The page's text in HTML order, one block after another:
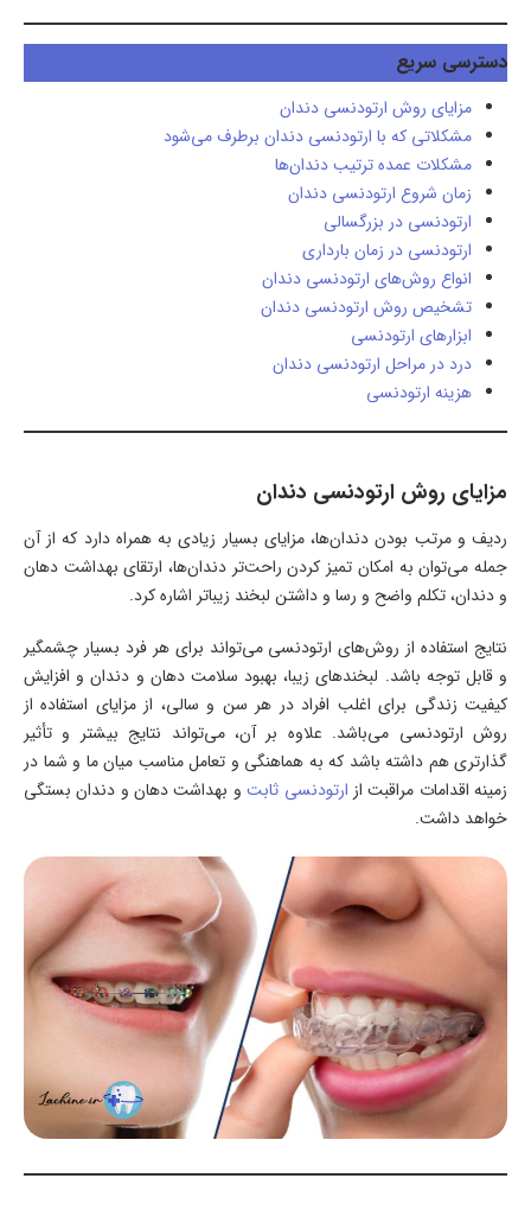
دسترسی سریع
مزایای روش ارتودنسی دندان
مشکلاتی که با ارتودنسی دندان برطرف می‌شود
مشکلات عمده ترتيب دندان‌ها
زمان شروع ارتودنسی دندان
ارتودنسی در بزرگسالی
ارتودنسی در زمان بارداری
انواع روش‌های ارتودنسی دندان
تشخیص روش ارتودنسی دندان
ابزارهای ارتودنسی
درد در مراحل ارتودنسی دندان
هزینه ارتودنسی
مزایای روش ارتودنسی دندان
ردیف و مرتب بودن دندان‌ها، مزایای بسیار زیادی به همراه دارد که از آن
جمله می‌توان به امکان تمیز کردن راحت‌تر دندان‌ها، ارتقای بهداشت دهان
و دندان، تکلم واضح و رسا و داشتن لبخند زیباتر اشاره کرد.
نتایج استفاده از روش‌های ارتودنسی می‌تواند برای هر فرد بسیار چشمگیر
و قابل توجه باشد. لبخندهای زیبا، بهبود سلامت دهان و دندان و افزایش
کیفیت زندگی برای اغلب افراد در هر سن و سالی، از مزایای استفاده از
روش ارتودنسی می‌باشد. علاوه بر آن، می‌تواند نتایج بیشتر و تأثیر
گذارتری هم داشته باشد که به هماهنگی و تعامل مناسب میان ما و شما در
زمینه اقدامات مراقبت از ارتودنسی ثابتو بهداشت دهان و دندان بستگی
خواهد داشت.